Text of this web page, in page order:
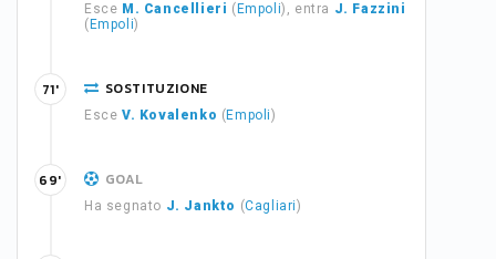
Esce M. Cancellieri ( Empoli), entra J. Fazzini
( Empoli)
SOSTITUZIONE
Esce V. Kovalenko ( Empoli)
71'
GOAL
Ha segnato J. Jankto (Cagliari)
69'